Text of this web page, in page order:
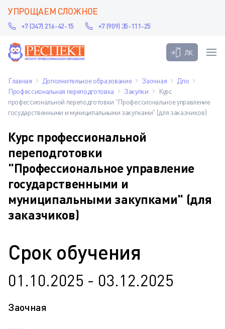
УПРОЩАЕМ СЛОЖНОЕ
+7 (347) 216-42-15 +7 (909) 35-111-25
ЛК
Главная Дополнительное образование Заочная
Дпо
Профессиональная переподготовка
Закупки
Курс
профессиональной переподготовки "Профессиональное управление
государственными и муниципальными закупками" (для заказчиков)
Курс профессиональной
переподготовки
"Профессиональное управление
государственными и
муниципальными закупками" (для
заказчиков)
Срок обучения
01.10.2025 - 03.12.2025
Заочная